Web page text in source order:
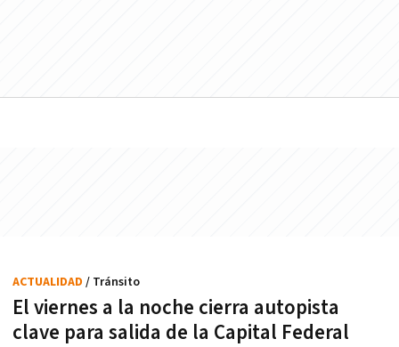
El viernes a la noche cierra autopista
clave para salida de la Capital Federal
ACTUALIDAD / Tránsito